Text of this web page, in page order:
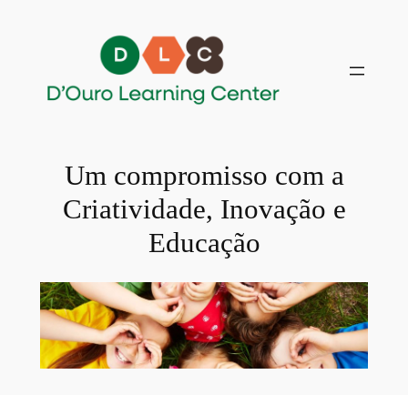
conteúdo
Um compromisso com a
Criatividade, Inovação e
Educação